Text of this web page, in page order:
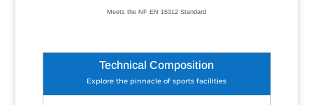
Meets the NF EN 15312 Standard
Technical Composition
Explore the pinnacle of sports facilities